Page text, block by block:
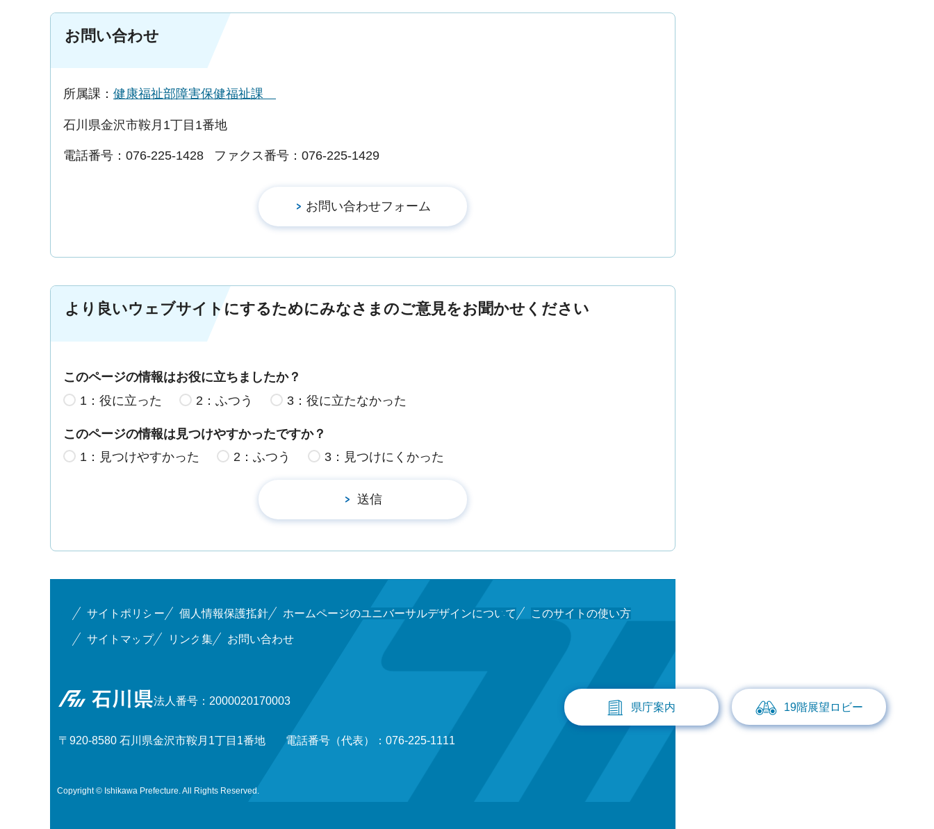
お問い合わせ
所属課： 健康福祉部障害保健福祉課
石川県金沢市鞍月1丁目1番地
電話番号：076-225-1428 ファクス番号：076-225-1429
より良いウェブサイトにするためにみなさまのご意見をお聞かせください
このページの情報はお役に立ちましたか？
1：役に立った
2：ふつう 3：役に立たなかった
このページの情報は見つけやすかったですか？
1：見つけやすかった
2：ふつう 3：見つけにくかった
サイトポリシー 個人情報保護指針 ホームページのユニバーサルデザインについて このサイトの使い方
サイトマップ リンク集 お問い合わせ
石川県 法人番号：2000020170003
〒920-8580 石川県金沢市鞍月1丁目1番地 電話番号（代表）：076-225-1111
県庁案内 19階展望ロビー
Copyright © Ishikawa Prefecture. All Rights Reserved.